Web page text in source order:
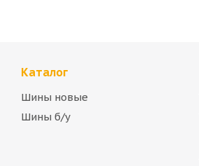
Каталог
Шины новые
Шины б/у